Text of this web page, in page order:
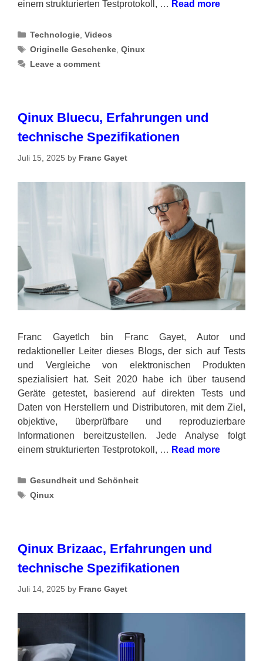
einem strukturierten Testprotokoll, … Read more
Categories
Technologie ,Videos
Tags
Originelle Geschenke ,Qinux
Leave a comment
Qinux Bluecu, Erfahrungen und
technische Spezifikationen
Juli 15, 2025 by Franc Gayet
Franc GayetIch bin Franc Gayet, Autor und
redaktioneller Leiter dieses Blogs, der sich auf Tests
und Vergleiche von elektronischen Produkten
spezialisiert hat. Seit 2020 habe ich über tausend
Geräte getestet, basierend auf direkten Tests und
Daten von Herstellern und Distributoren, mit dem Ziel,
objektive, überprüfbare und reproduzierbare
Informationen bereitzustellen. Jede Analyse folgt
einem strukturierten Testprotokoll, … Read more
Categories
Gesundheit und Schönheit
Tags
Qinux
Qinux Brizaac, Erfahrungen und
technische Spezifikationen
Juli 14, 2025 by Franc Gayet